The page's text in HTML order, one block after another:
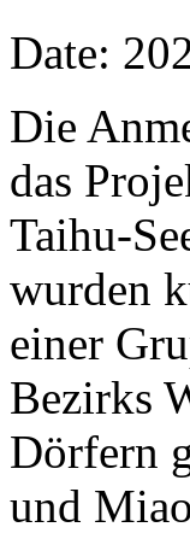
Date:
Die
das
Taihu-
wurden
einer
Bezirks
Dörfern
und